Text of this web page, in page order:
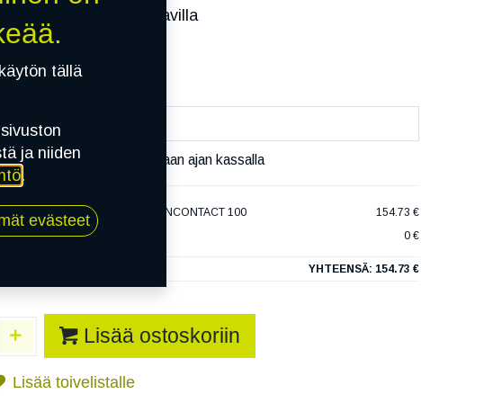
Saatavilla
3 arkipäivää
pääset varaamaan ajan kassalla
105R CONTINENTAL CONTIVANCONTACT 100
154.73 €
0 €
YHTEENSÄ: 154.73 €
Lisää ostoskoriin
Lisää toivelistalle
tällä
ja niiden
.
evästeet